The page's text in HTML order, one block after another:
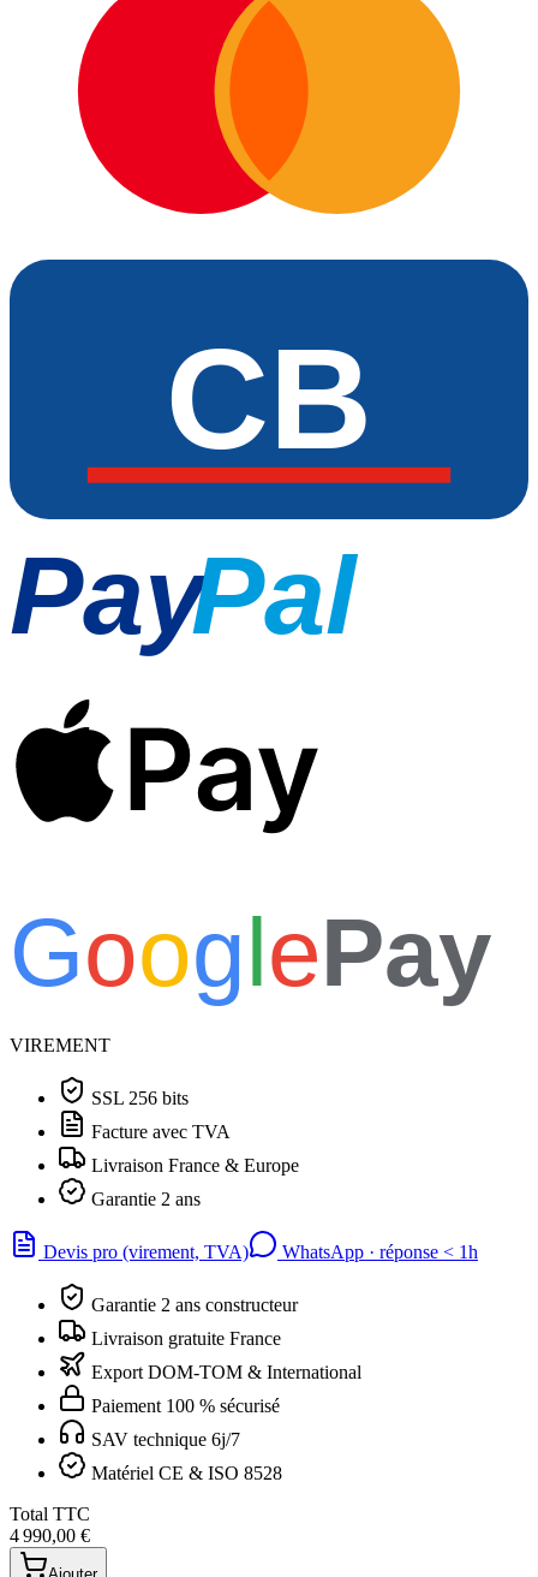
CB
PayPal
Pay
GooglePay
VIREMENT
SSL 256 bits
Facture avec TVA
Livraison France & Europe
Garantie 2 ans
Devis pro (virement, TVA) WhatsApp · réponse < 1h
Garantie 2 ans constructeur
Livraison gratuite France
Export DOM-TOM & International
Paiement 100 % sécurisé
SAV technique 6j/7
Matériel CE & ISO 8528
Total TTC
4 990,00 €